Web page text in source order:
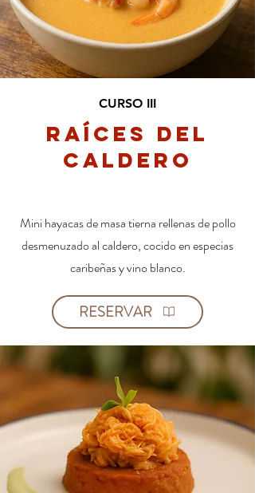
CURSO III
Raíces del
Caldero
Mini hayacas de masa tierna rellenas de pollo
desmenuzado al caldero, cocido en especias
caribeñas y vino blanco.
RESERVAR